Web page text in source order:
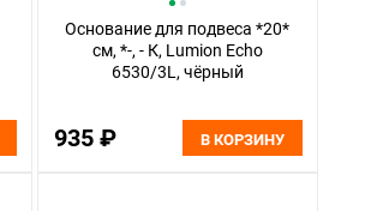
Основание для подвеса *20*
см, *-, - К, Lumion Echo
6530/3L, чёрный
935 ₽ В КОРЗИНУ